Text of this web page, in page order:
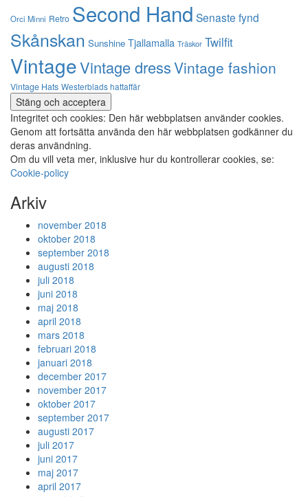
Orci Minni Retro Second Hand Senaste fynd
Skånskan Sunshine Tjallamalla Träskor Twilfit
VintageVintage dressVintage fashion
Vintage Hats Westerblads hattaffär
Integritet och cookies: Den här webbplatsen använder cookies.
Genom att fortsätta använda den här webbplatsen godkänner du
deras användning.
Om du vill veta mer, inklusive hur du kontrollerar cookies, se:
Cookie-policy
Arkiv
november 2018
oktober 2018
september 2018
augusti 2018
juli 2018
juni 2018
maj 2018
april 2018
mars 2018
februari 2018
januari 2018
december 2017
november 2017
oktober 2017
september 2017
augusti 2017
juli 2017
juni 2017
maj 2017
april 2017